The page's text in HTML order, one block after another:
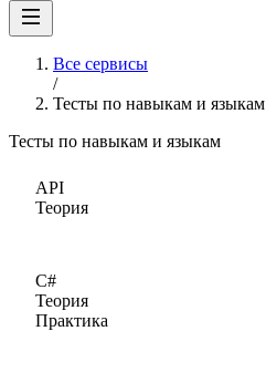
Все сервисы
/
Тесты по навыкам и языкам
Тесты по навыкам и языкам
API
Теория
C#
Теория
Практика